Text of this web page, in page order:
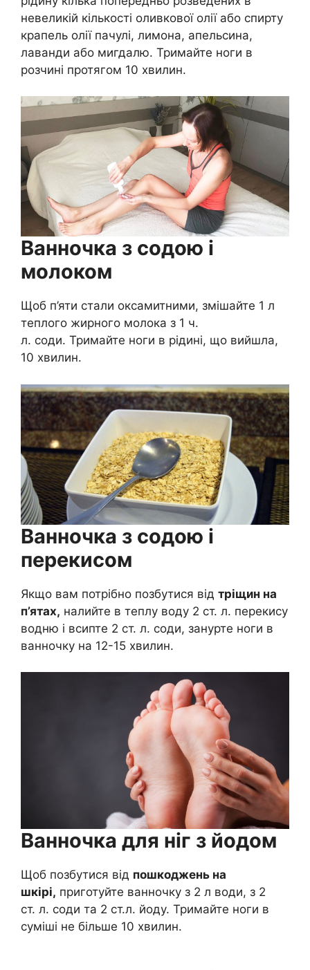
невеликій кількості оливкової олії або спирту
крапель олії пачулі, лимона, апельсина,
лаванди або мигдалю. Тримайте ноги в
розчині протягом 10 хвилин.
Ванночка з содою і
молоком
Щоб п’яти стали оксамитними, змішайте 1 л
теплого жирного молока з 1 ч.
л. соди. Тримайте ноги в рідині, що вийшла,
10 хвилин.
Ванночка з содою і
перекисом
Якщо вам потрібно позбутися від тріщин на
п’ятах, налийте в теплу воду 2 ст. л. перекису
водню і всипте 2 ст. л. соди, занурте ноги в
ванночку на 12-15 хвилин.
Ванночка для ніг з йодом
Щоб позбутися від пошкоджень на
шкірі, приготуйте ванночку з 2 л води, з 2
ст. л. соди та 2 ст.л. йоду. Тримайте ноги в
суміші не більше 10 хвилин.